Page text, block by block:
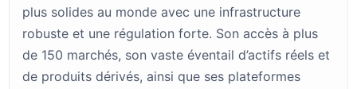
plus solides au monde avec une infrastructure
robuste et une régulation forte. Son accès à plus
de 150 marchés, son vaste éventail d’actifs réels et
de produits dérivés, ainsi que ses plateformes